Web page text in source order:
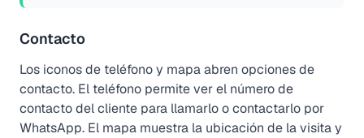
Contacto
Los iconos de teléfonoy mapaabren opciones de
contacto. El teléfono permite ver el número de
contacto del cliente para llamarlo o contactarlo por
WhatsApp. El mapa muestra la ubicación de la visita y